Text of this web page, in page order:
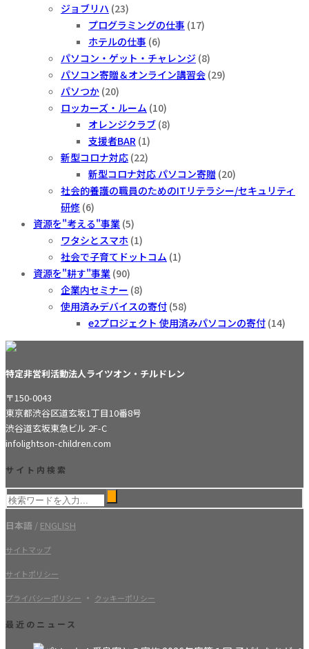
ジョブリハ (23)
プログラミングの仕事 (17)
ホテルの仕事 (6)
パソコン・ゲット・チャレンジ (8)
パソコン寄贈＆オンライン講習会 (29)
パソつか (20)
ロッカーズ・ルーム (10)
オレンジクラブ (8)
支援者BAR (1)
新型コロナ対応 (22)
新型コロナ対応 パソコン寄贈 (20)
社会的養護の職員のためのITリテラシー/セキュリティ
研修 (6)
資源を"考える"事業 (5)
ワタシとスマホ (1)
社会で子育てドットコム (1)
資源を"耕す"事業 (90)
企業内セミナー (8)
使用済みデバイスの寄付 (58)
e2プロジェクト 使用済みパソコンの寄付 (14)
特定非営利活動法人ライツオン・チルドレン
〒150-0043
東京都渋谷区道玄坂1丁目10番8号
渋谷道玄坂東急ビル 2F-C
infolightson-children.com
サイト内検索
日本語 / ENGLISH
サイトマップ
サイトポリシー
プライバシーポリシー ・ クッキーポリシー
最近のニュース